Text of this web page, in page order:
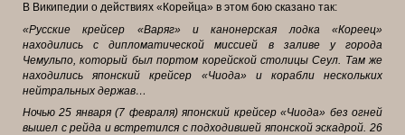
В Википедии о действиях «Корейца» в этом бою сказано так:
«Русские крейсер «Варяг» и канонерская лодка «Кореец»
находились с дипломатической миссией в заливе у города
Чемульпо, который был портом корейской столицы Сеул. Там же
находились японский крейсер «Чиода» и корабли нескольких
нейтральных держав…
Ночью 25 января (7 февраля) японский крейсер «Чиода» без огней
вышел с рейда и встретился с подходившей японской эскадрой. 26